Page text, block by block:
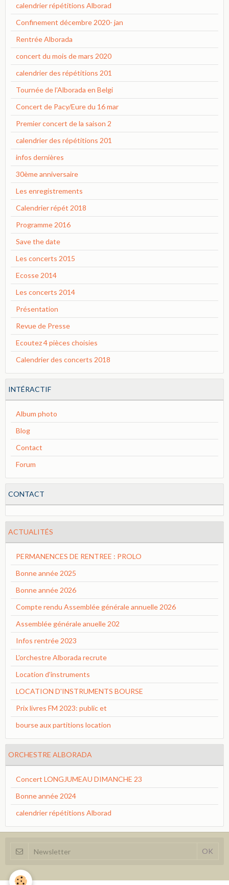
calendrier répétitions Alborad
Confinement décembre 2020- jan
Rentrée Alborada
concert du mois de mars 2020
calendrier des répétitions 201
Tournée de l'Alborada en Belgi
Concert de Pacy/Eure du 16 mar
Premier concert de la saison 2
calendrier des répétitions 201
infos dernières
30ème anniversaire
Les enregistrements
Calendrier répét 2018
Programme 2016
Save the date
Les concerts 2015
Ecosse 2014
Les concerts 2014
Présentation
Revue de Presse
Ecoutez 4 pièces choisies
Calendrier des concerts 2018
INTÉRACTIF
Album photo
Blog
Contact
Forum
CONTACT
ACTUALITÉS
PERMANENCES DE RENTREE : PROLO
Bonne année 2025
Bonne année 2026
Compte rendu Assemblée générale annuelle 2026
Assemblée générale anuelle 202
Infos rentrée 2023
L'orchestre Alborada recrute
Location d'instruments
LOCATION D'INSTRUMENTS BOURSE
Prix livres FM 2023: public et
bourse aux partitions location
ORCHESTRE ALBORADA
Concert LONGJUMEAU DIMANCHE 23
Bonne année 2024
calendrier répétitions Alborad